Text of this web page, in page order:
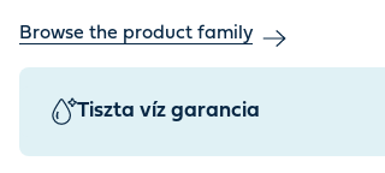
Browse the product family
Tiszta víz garancia